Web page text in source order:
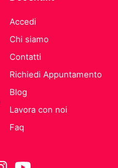
Accedi
Chi siamo
Contatti
Richiedi Appuntamento
Blog
Lavora con noi
Faq